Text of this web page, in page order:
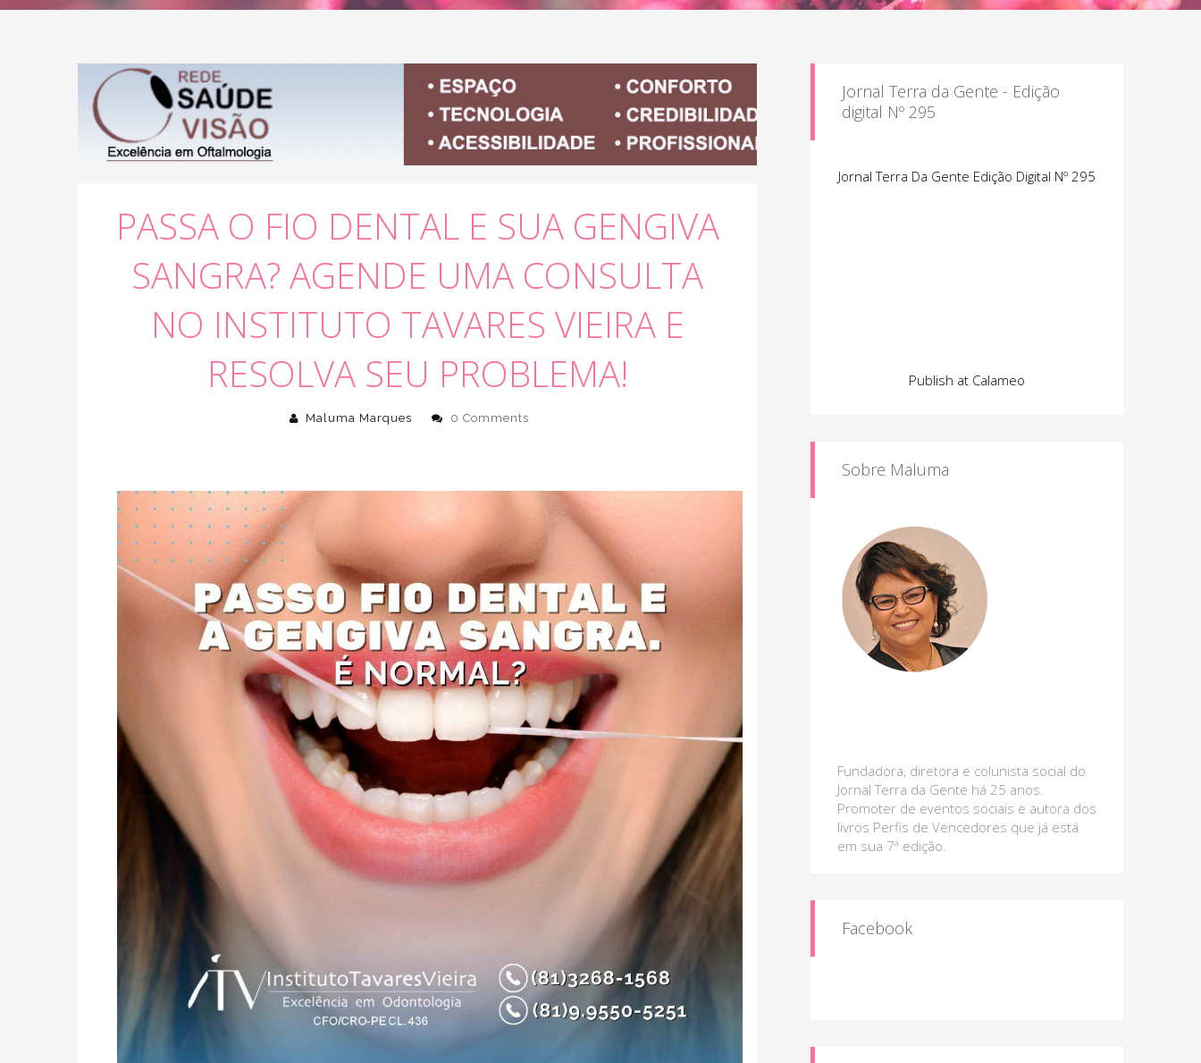
PASSA O FIO DENTAL E SUA GENGIVA
SANGRA? AGENDE UMA CONSULTA
NO INSTITUTO TAVARES VIEIRA E
RESOLVA SEU PROBLEMA!
Maluma Marques 0 Comments
Jornal Terra da Gente - Edição
digital Nº 295
Jornal Terra Da Gente Edição Digital Nº 295
Publish at Calameo
Sobre Maluma
Fundadora, diretora e colunista social do
Jornal Terra da Gente há 25 anos.
Promoter de eventos sociais e autora dos
livros Perfis de Vencedores que já está
em sua 7ª edição.
Facebook